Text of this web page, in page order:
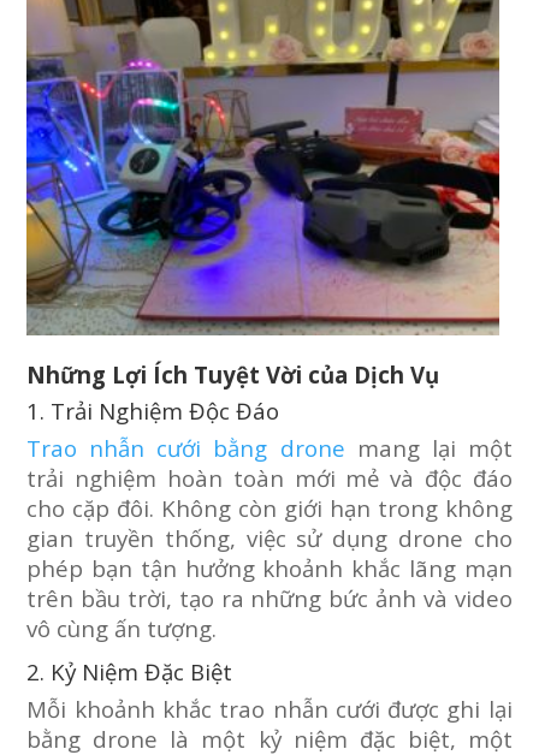
Những Lợi Ích Tuyệt Vời của Dịch Vụ
1. Trải Nghiệm Độc Đáo
Trao nhẫn cưới bằng drone mang lại một
trải nghiệm hoàn toàn mới mẻ và độc đáo
cho cặp đôi. Không còn giới hạn trong không
gian truyền thống, việc sử dụng drone cho
phép bạn tận hưởng khoảnh khắc lãng mạn
trên bầu trời, tạo ra những bức ảnh và video
vô cùng ấn tượng.
2. Kỷ Niệm Đặc Biệt
Mỗi khoảnh khắc trao nhẫn cưới được ghi lại
bằng drone là một kỷ niệm đặc biệt, một